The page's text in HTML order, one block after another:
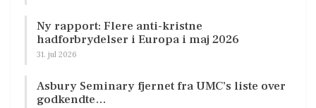
Ny rapport: Flere anti-kristne
hadforbrydelser i Europa i maj 2026
31. jul 2026
Asbury Seminary fjernet fra UMC’s liste over
godkendte…